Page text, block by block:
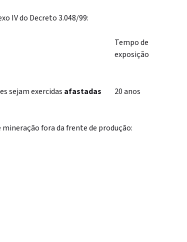
IV do Decreto 3.048/99:
Tempo de
exposição
sejam exercidas afastadas
20 anos
fora da frente de produção: